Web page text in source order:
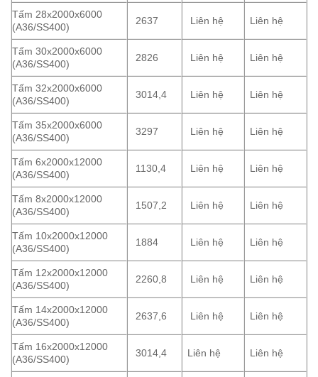
Tấm 28x2000x6000
(A36/SS400)
2637 Liên hệ Liên hệ
Tấm 30x2000x6000
(A36/SS400)
2826 Liên hệ Liên hệ
Tấm 32x2000x6000
(A36/SS400)
3014,4 Liên hệ Liên hệ
Tấm 35x2000x6000
(A36/SS400)
3297 Liên hệ Liên hệ
Tấm 6x2000x12000
(A36/SS400)
1130,4 Liên hệ Liên hệ
Tấm 8x2000x12000
(A36/SS400)
1507,2 Liên hệ Liên hệ
Tấm 10x2000x12000
(A36/SS400)
1884 Liên hệ Liên hệ
Tấm 12x2000x12000
(A36/SS400)
2260,8 Liên hệ Liên hệ
Tấm 14x2000x12000
(A36/SS400)
2637,6 Liên hệ Liên hệ
Tấm 16x2000x12000
(A36/SS400)
3014,4 Liên hệ Liên hệ